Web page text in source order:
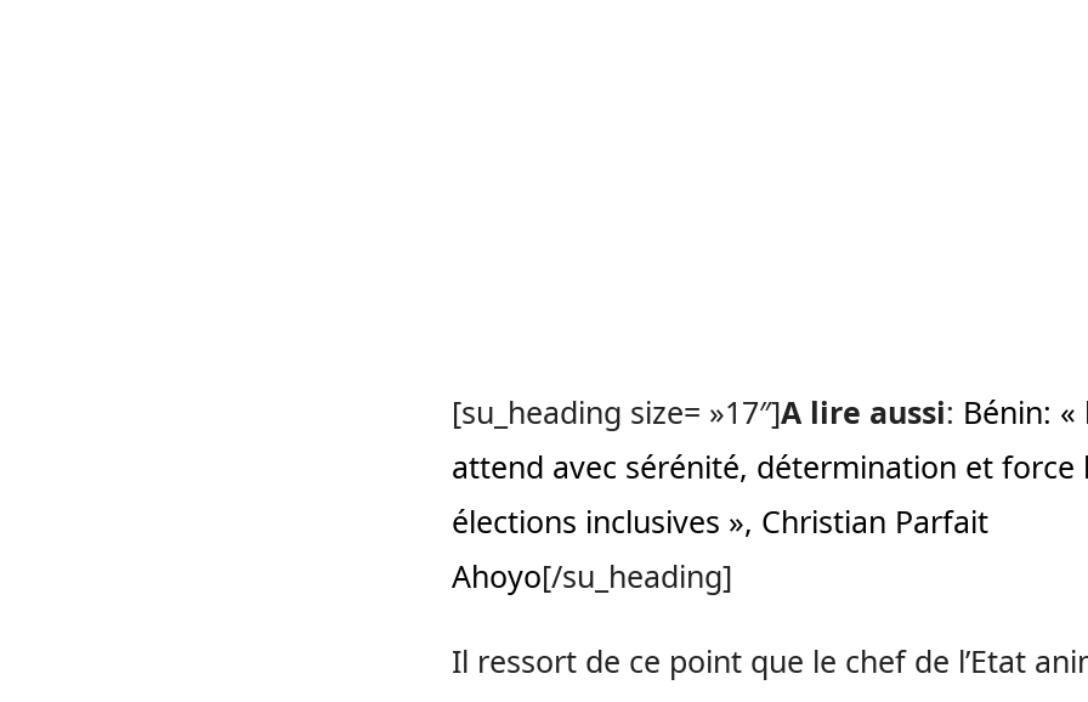
[su_heading size= »17″]A lire aussi: Bénin: «
attend avec sérénité, détermination et force
élections inclusives », Christian Parfait
Ahoyo[/su_heading]
Il ressort de ce point que le chef de l’Etat